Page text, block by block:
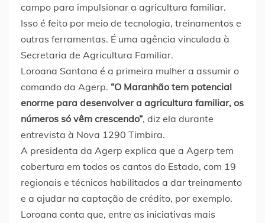
campo para impulsionar a agricultura familiar.
Isso é feito por meio de tecnologia, treinamentos e
outras ferramentas. É uma agência vinculada à
Secretaria de Agricultura Familiar.
Loroana Santana é a primeira mulher a assumir o
comando da Agerp. “O Maranhão tem potencial
enorme para desenvolver a agricultura familiar, os
números só vêm crescendo”, diz ela durante
entrevista à Nova 1290 Timbira.
A presidenta da Agerp explica que a Agerp tem
cobertura em todos os cantos do Estado, com 19
regionais e técnicos habilitados a dar treinamento
e a ajudar na captação de crédito, por exemplo.
Loroana conta que, entre as iniciativas mais